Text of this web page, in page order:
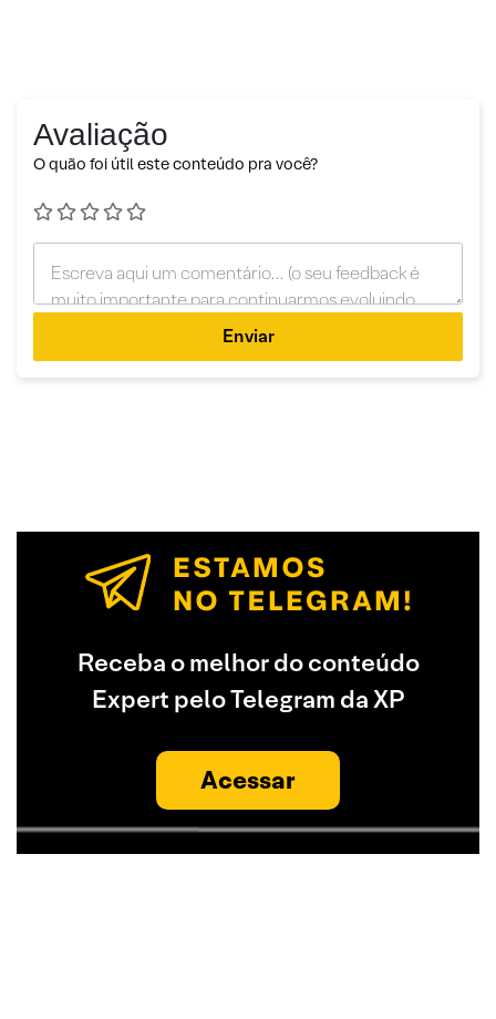
Avaliação
O quão foi útil este conteúdo pra você?
Enviar
Receba o melhor do conteúdo
Expert pelo Telegram da XP
Acessar